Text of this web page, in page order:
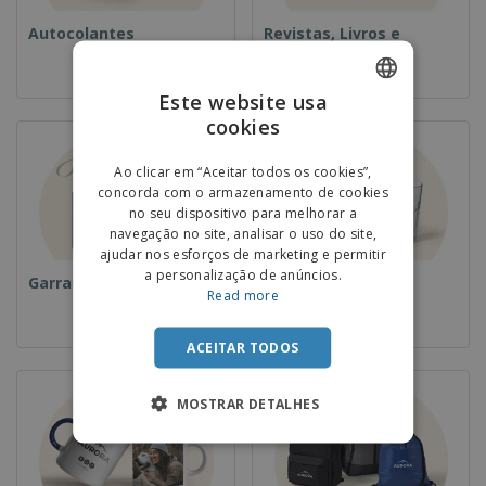
Autocolantes
Revistas, Livros e
Garrafas Copos
SPANISH
Este website usa
cookies
Ao clicar em “Aceitar todos os cookies”,
concorda com o armazenamento de cookies
no seu dispositivo para melhorar a
navegação no site, analisar o uso do site,
ajudar nos esforços de marketing e permitir
a personalização de anúncios.
Read more
ACEITAR TODOS
MOSTRAR DETALHES